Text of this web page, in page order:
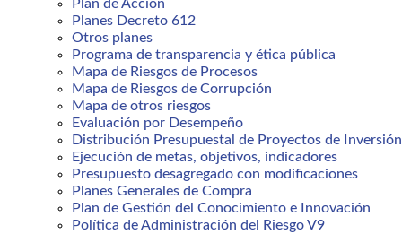
Plan de Acción
Planes Decreto 612
Otros planes
Programa de transparencia y ética pública
Mapa de Riesgos de Procesos
Mapa de Riesgos de Corrupción
Mapa de otros riesgos
Evaluación por Desempeño
Distribución Presupuestal de Proyectos de Inversión
Ejecución de metas, objetivos, indicadores
Presupuesto desagregado con modificaciones
Planes Generales de Compra
Plan de Gestión del Conocimiento e Innovación
Política de Administración del Riesgo V9